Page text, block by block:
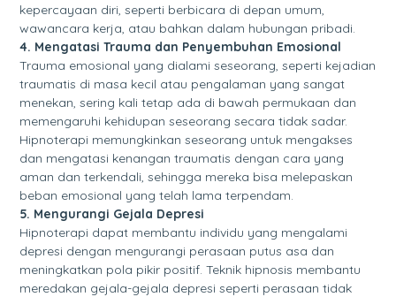
kepercayaan diri, seperti berbicara di depan umum,
wawancara kerja, atau bahkan dalam hubungan pribadi.
4. Mengatasi Trauma dan Penyembuhan Emosional
Trauma emosional yang dialami seseorang, seperti kejadian
traumatis di masa kecil atau pengalaman yang sangat
menekan, sering kali tetap ada di bawah permukaan dan
memengaruhi kehidupan seseorang secara tidak sadar.
Hipnoterapi memungkinkan seseorang untuk mengakses
dan mengatasi kenangan traumatis dengan cara yang
aman dan terkendali, sehingga mereka bisa melepaskan
beban emosional yang telah lama terpendam.
5. Mengurangi Gejala Depresi
Hipnoterapi dapat membantu individu yang mengalami
depresi dengan mengurangi perasaan putus asa dan
meningkatkan pola pikir positif. Teknik hipnosis membantu
meredakan gejala-gejala depresi seperti perasaan tidak